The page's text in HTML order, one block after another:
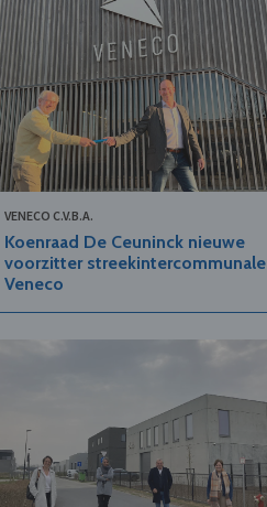
VENECO C.V.B.A.
Koenraad De Ceuninck nieuwe
voorzitter streekintercommunale
Veneco